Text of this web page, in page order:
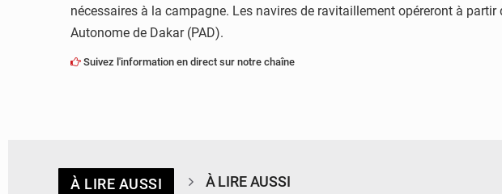
nécessaires à la campagne. Les navires de ravitaillement opéreront à
Autonome de Dakar (PAD).
Suivez l'information en direct sur notre chaîne
À LIRE AUSSI À LIRE AUSSI